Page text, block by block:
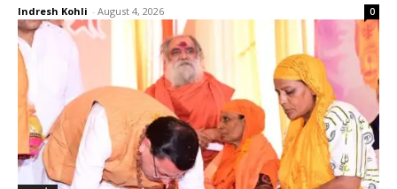
Indresh Kohli - August 4, 2026 0